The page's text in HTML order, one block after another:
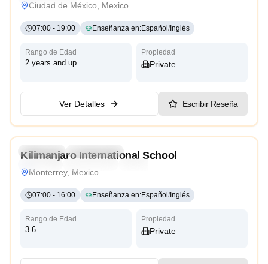
Ciudad de México, Mexico
07:00 - 19:00 Enseñanza en:Español /Inglés
Rango de Edad
2 years and up
Propiedad
Private
Ver Detalles Escribir Reseña
Preschool
Kindergarten
Kilimanjaro International School
Monterrey, Mexico
07:00 - 16:00 Enseñanza en:Español/Inglés
Rango de Edad
3-6
Propiedad
Private